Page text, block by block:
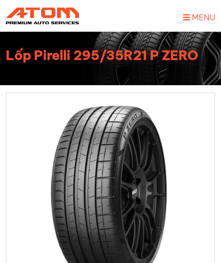
MENU
Lốp Pirelli 295/35R21 P ZERO